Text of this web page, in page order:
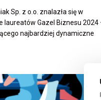
Sp. z o.o. znalazła się w
laureatów Gazel Biznesu 2024
najbardziej dynamiczne